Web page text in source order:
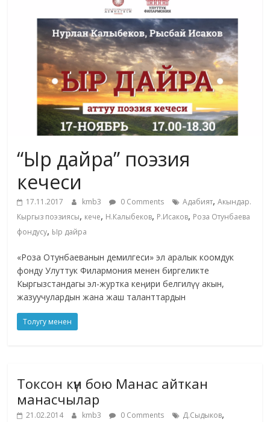
адабияты
“Ыр дайра” поэзия
кечеси
17.11.2017 kmb3 0 Comments Адабият,Акындар.
Кыргыз поэзиясы, кече, Н.Калыбеков, Р.Исаков, Роза Отунбаева
фондусу, Ыр дайра
«Роза Отунбаеванын демилгеси» эл аралык коомдук
фонду Улуттук Филармония менен биргеликте
Кыргызстандагы эл-журтка кеңири белгилүү акын,
жазуучулардын жана жаш таланттардын
Толугу менен
Токсон күн бою Манас айткан
манасчылар
21.02.2014 kmb3 0 Comments Д.Сыдыков,